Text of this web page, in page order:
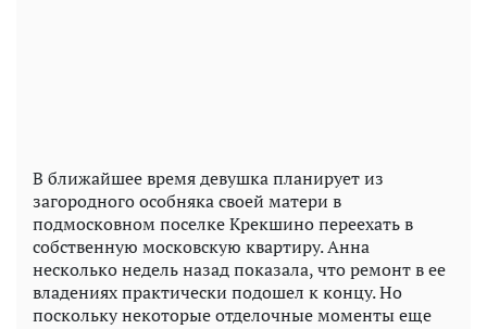
В ближайшее время девушка планирует из
загородного особняка своей матери в
подмосковном поселке Крекшино переехать в
собственную московскую квартиру. Анна
несколько недель назад показала, что ремонт в ее
владениях практически подошел к концу. Но
поскольку некоторые отделочные моменты еще